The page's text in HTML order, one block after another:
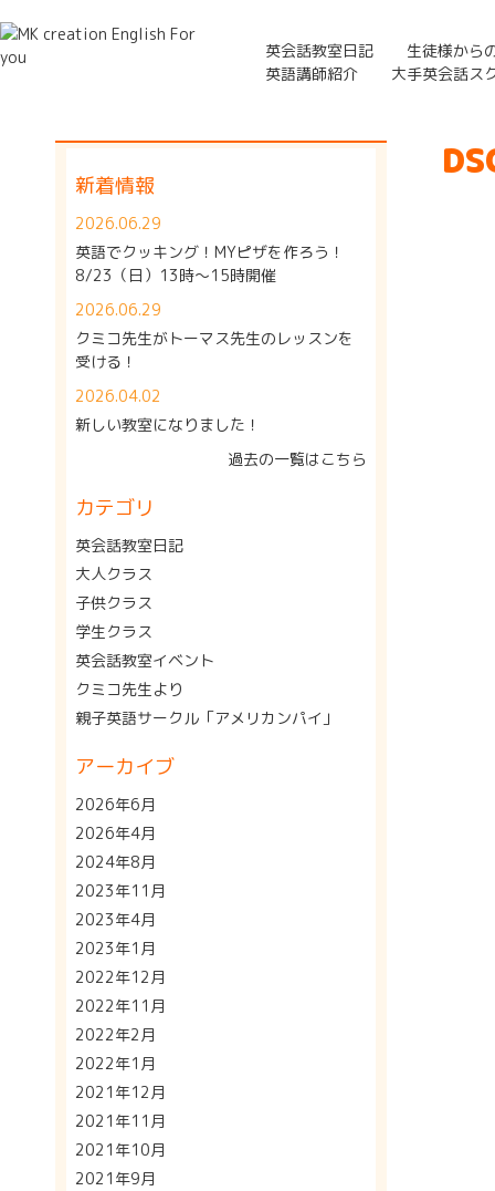
英会話教室日記
生徒様から
英語講師紹介
大手英会話ス
新着情報
2026.06.29
英語でクッキング！MYピザを作ろう！
8/23（日）13時～15時開催
2026.06.29
クミコ先生がトーマス先生のレッスンを
受ける！
2026.04.02
新しい教室になりました！
過去の一覧はこちら
カテゴリ
英会話教室日記
大人クラス
子供クラス
学生クラス
英会話教室イベント
クミコ先生より
親子英語サークル「アメリカンパイ」
アーカイブ
2026年6月
2026年4月
2024年8月
2023年11月
2023年4月
2023年1月
2022年12月
2022年11月
2022年2月
2022年1月
2021年12月
2021年11月
2021年10月
2021年9月